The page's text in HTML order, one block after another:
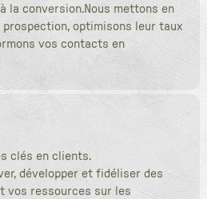
la conversion.Nous mettons en
prospection, optimisons leur taux
vos contacts en
clés en clients.
développer et fidéliser des
vos ressources sur les